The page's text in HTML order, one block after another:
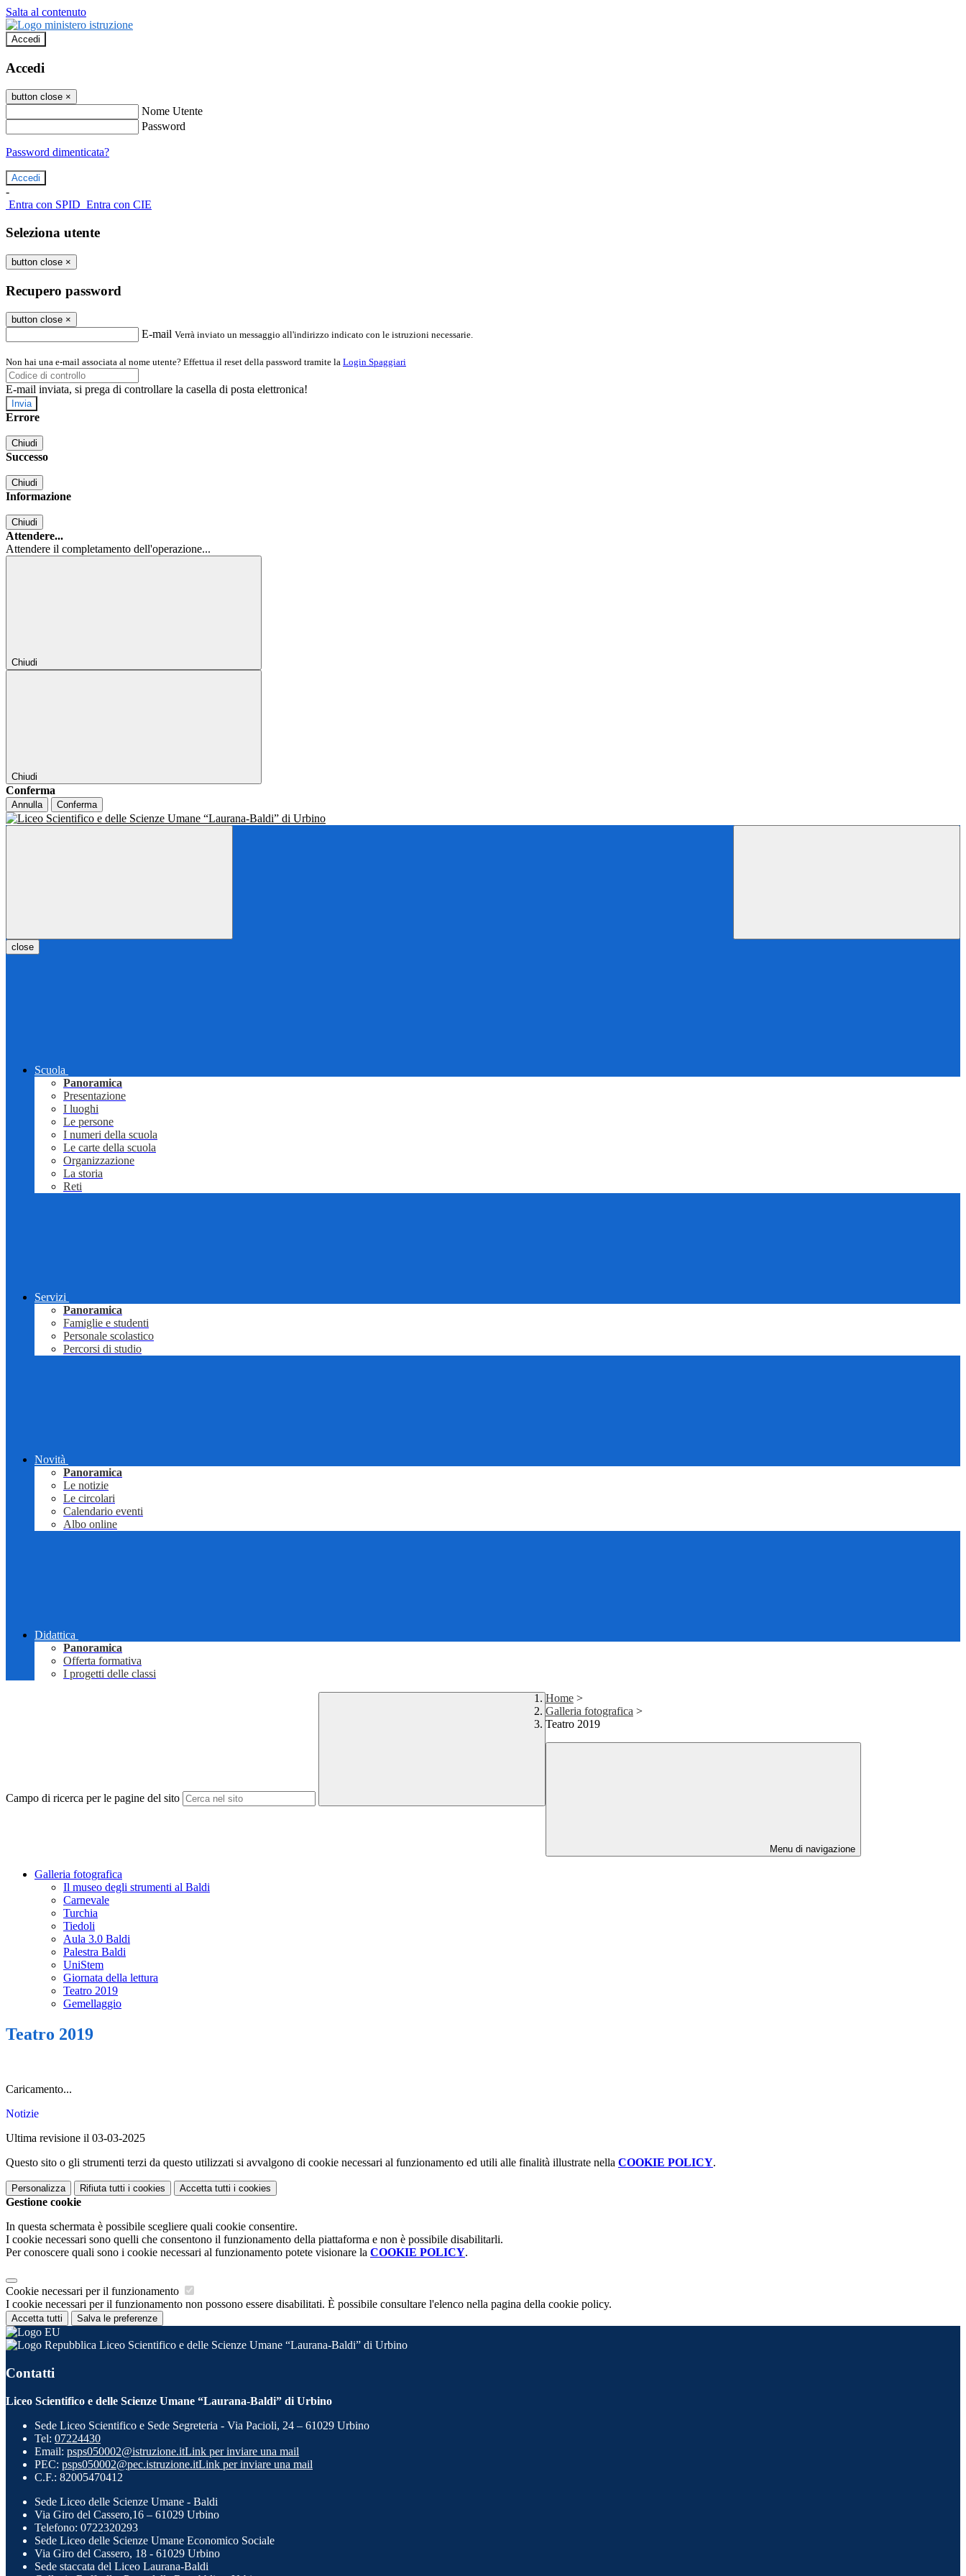
Salta al contenuto
Accedi
Accedi
button close ×
Nome Utente
Password
Password dimenticata?
-
Entra con SPID Entra con CIE
Seleziona utente
button close ×
Recupero password
button close ×
E-mail Verrà inviato un messaggio all'indirizzo indicato con le istruzioni necessarie.
Non hai una e-mail associata al nome utente? Effettua il reset della password tramite la Login Spaggiari
E-mail inviata, si prega di controllare la casella di posta elettronica!
Errore
Chiudi
Successo
Chiudi
Informazione
Chiudi
Attendere...
Attendere il completamento dell'operazione...
Chiudi
Chiudi
Conferma
Annulla Conferma
close
Scuola
Panoramica
Presentazione
I luoghi
Le persone
I numeri della scuola
Le carte della scuola
Organizzazione
La storia
Reti
Servizi
Panoramica
Famiglie e studenti
Personale scolastico
Percorsi di studio
Novità
Panoramica
Le notizie
Le circolari
Calendario eventi
Albo online
Didattica
Panoramica
Offerta formativa
I progetti delle classi
Campo di ricerca per le pagine del sito
Home >
Galleria fotografica >
Teatro 2019
Menu di navigazione
Galleria fotografica
Il museo degli strumenti al Baldi
Carnevale
Turchia
Tiedoli
Aula 3.0 Baldi
Palestra Baldi
UniStem
Giornata della lettura
Teatro 2019
Gemellaggio
Teatro 2019
Caricamento...
Notizie
Ultima revisione il 03-03-2025
Questo sito o gli strumenti terzi da questo utilizzati si avvalgono di cookie necessari al funzionamento ed utili alle finalità illustrate nella COOKIE POLICY.
Personalizza Rifiuta tutti i cookies Accetta tutti i cookies
Gestione cookie
In questa schermata è possibile scegliere quali cookie consentire.
I cookie necessari sono quelli che consentono il funzionamento della piattaforma e non è possibile disabilitarli.
Per conoscere quali sono i cookie necessari al funzionamento potete visionare la COOKIE POLICY.
Cookie necessari per il funzionamento
I cookie necessari per il funzionamento non possono essere disabilitati. È possibile consultare l'elenco nella pagina della cookie policy.
Accetta tutti Salva le preferenze
Liceo Scientifico e delle Scienze Umane “Laurana-Baldi” di Urbino
Contatti
Liceo Scientifico e delle Scienze Umane “Laurana-Baldi” di Urbino
Sede Liceo Scientifico e Sede Segreteria - Via Pacioli, 24 – 61029 Urbino
Tel: 07224430
Email: psps050002@istruzione.itLink per inviare una mail
PEC: psps050002@pec.istruzione.itLink per inviare una mail
C.F.: 82005470412
Sede Liceo delle Scienze Umane - Baldi
Via Giro del Cassero,16 – 61029 Urbino
Telefono: 0722320293
Sede Liceo delle Scienze Umane Economico Sociale
Via Giro del Cassero, 18 - 61029 Urbino
Sede staccata del Liceo Laurana-Baldi